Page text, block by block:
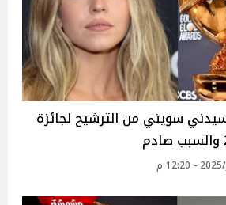
سويني من الترشيح لجائزة